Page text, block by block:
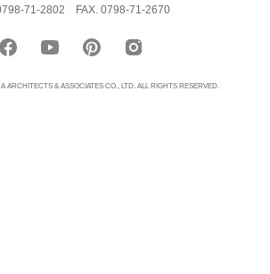
71-2802 FAX. 0798-71-2670
ARCHITECTS & ASSOCIATES CO., LTD. ALL RIGHTS RESERVED.